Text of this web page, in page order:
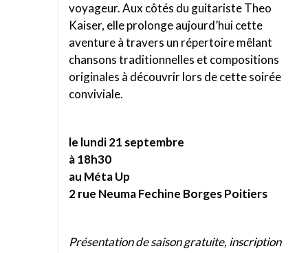
voyageur. Aux côtés du guitariste Theo
Kaiser, elle prolonge aujourd’hui cette
aventure à travers un répertoire mêlant
chansons traditionnelles et compositions
originales à découvrir lors de cette soirée
conviviale.
le lundi 21 septembre
à 18h30
au Méta Up
2 rue Neuma Fechine Borges Poitiers
Présentation de saison gratuite, inscription